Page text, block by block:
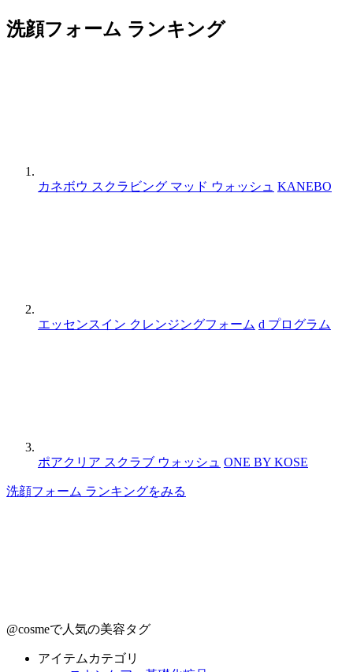
洗顔フォーム ランキング
カネボウ スクラビング マッド ウォッシュ KANEBO
エッセンスイン クレンジングフォーム d プログラム
ポアクリア スクラブ ウォッシュ ONE BY KOSE
洗顔フォーム ランキングをみる
@cosmeで人気の美容タグ
アイテムカテゴリ